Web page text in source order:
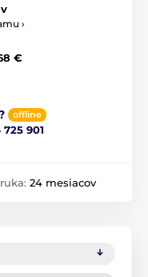
›
€
offline
901
24 mesiacov